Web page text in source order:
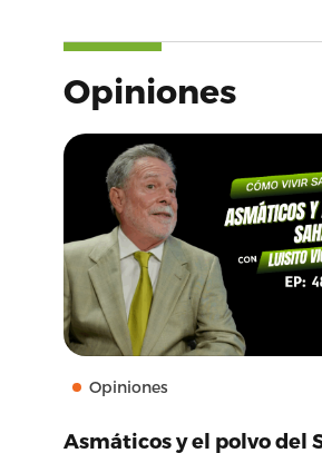
Opiniones
Opiniones
Asmáticos y el polvo del